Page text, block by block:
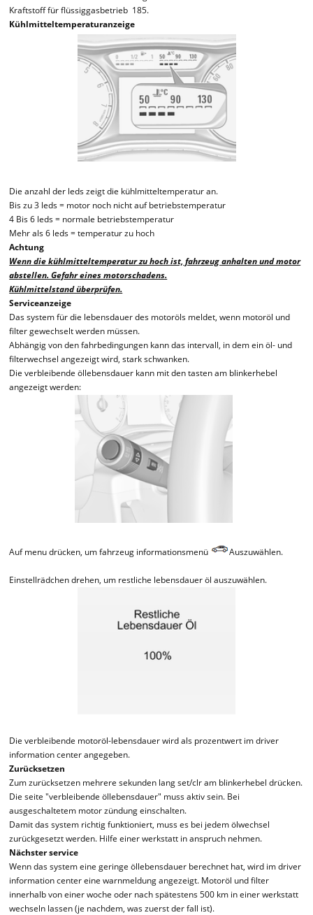
Kraftstoff für flüssiggasbetrieb 185.
Kühlmitteltemperaturanzeige
Die anzahl der leds zeigt die kühlmitteltemperatur an.
Bis zu 3 leds = motor noch nicht auf betriebstemperatur
4 Bis 6 leds = normale betriebstemperatur
Mehr als 6 leds = temperatur zu hoch
Achtung
Wenn die kühlmitteltemperatur zu hoch ist, fahrzeug anhalten und motor
abstellen. Gefahr eines motorschadens.
Kühlmittelstand überprüfen.
Serviceanzeige
Das system für die lebensdauer des motoröls meldet, wenn motoröl und
filter gewechselt werden müssen.
Abhängig von den fahrbedingungen kann das intervall, in dem ein öl- und
filterwechsel angezeigt wird, stark schwanken.
Die verbleibende öllebensdauer kann mit den tasten am blinkerhebel
angezeigt werden:
Auf menu drücken, um fahrzeug informationsmenü Auszuwählen.
Einstellrädchen drehen, um restliche lebensdauer öl auszuwählen.
Die verbleibende motoröl-lebensdauer wird als prozentwert im driver
information center angegeben.
Zurücksetzen
Zum zurücksetzen mehrere sekunden lang set/clr am blinkerhebel drücken.
Die seite "verbleibende öllebensdauer" muss aktiv sein. Bei
ausgeschaltetem motor zündung einschalten.
Damit das system richtig funktioniert, muss es bei jedem ölwechsel
zurückgesetzt werden. Hilfe einer werkstatt in anspruch nehmen.
Nächster service
Wenn das system eine geringe öllebensdauer berechnet hat, wird im driver
information center eine warnmeldung angezeigt. Motoröl und filter
innerhalb von einer woche oder nach spätestens 500 km in einer werkstatt
wechseln lassen (je nachdem, was zuerst der fall ist).